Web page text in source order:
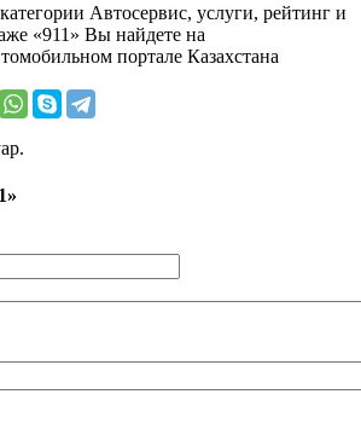
Автосервис, услуги, рейтинг и
«911» Вы найдете на
портале Казахстана